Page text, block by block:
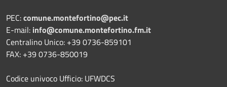
PEC:comune.montefortino@pec.it
E-mail: info@comune.montefortino.fm.it
Centralino Unico: +39 0736-859101
FAX: +39 0736-850019
Codice univoco Ufficio: UFWDCS